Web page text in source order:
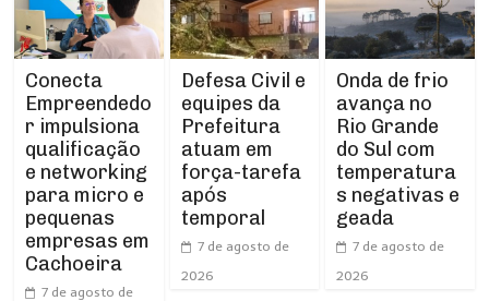
Conecta
Empreendedo
r impulsiona
qualificação
e networking
para micro e
pequenas
empresas em
Cachoeira
7 de agosto de
Defesa Civil e
equipes da
Prefeitura
atuam em
força-tarefa
após
temporal
7 de agosto de
2026
Onda de frio
avança no
Rio Grande
do Sul com
temperatura
s negativas e
geada
7 de agosto de
2026